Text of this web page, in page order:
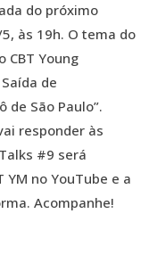
do próximo
às 19h. O tema do
CBT Young
de
de São Paulo”.
responder às
#9 será
no YouTube e a
Acompanhe!